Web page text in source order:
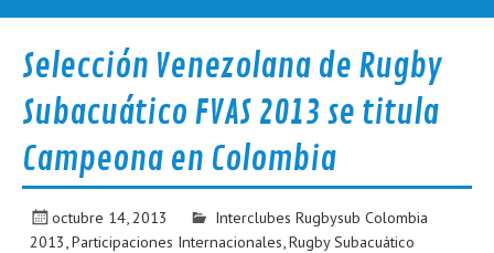
Selección Venezolana de Rugby
Subacuático FVAS 2013 se titula
Campeona en Colombia
octubre 14, 2013
Interclubes Rugbysub Colombia
2013 ,Participaciones Internacionales ,Rugby Subacuático